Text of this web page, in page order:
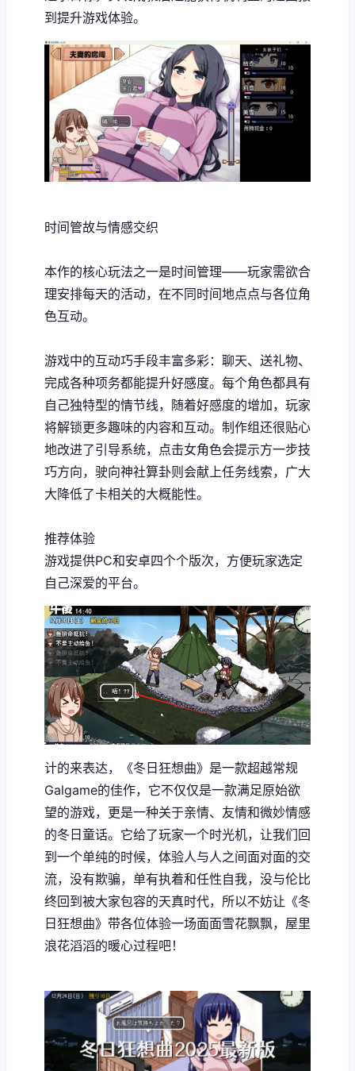
到提升游戏体验。
时间管故与情感交织
本作的核心玩法之一是时间管理——玩家需欲合
理安排每天的活动，在不同时间地点点与各位角
色互动。
游戏中的​​互动巧手段丰富多彩​​：聊天、送礼物、
完成各种项务都能提升好感度。每个角色都具有
自己独特型的情节线，随着好感度的增加，玩家
将解锁更多趣味的内容和互动。制作组还很贴心
地改进了引导系统，点击女角色会提示方一步技
巧方向，驶向神社算卦则会献上任务线索，广大
大降低了卡相关的大概能性。
推荐体验
游戏提供PC和安卓四个个版次，方便玩家选定
自己深爱的平台。
计的来表达，《冬日狂想曲》是一款​​超越常规
Galgame的佳作​​，它不仅仅是一款满足原始欲
望的游戏，更是一种关于亲情、友情和微妙情感
的冬日童话。它给了玩家一个时光机，让我们回
到一个单纯的时候，体验人与人之间面对面的交
流，没有欺骗，单有执着和任性自我，没与伦比
终回到被大家包容的天真时代，所以不妨让《冬
日狂想曲》带各位体验一场​​面面雪花飘飘，屋里
浪花滔滔​​的暖心过程吧！